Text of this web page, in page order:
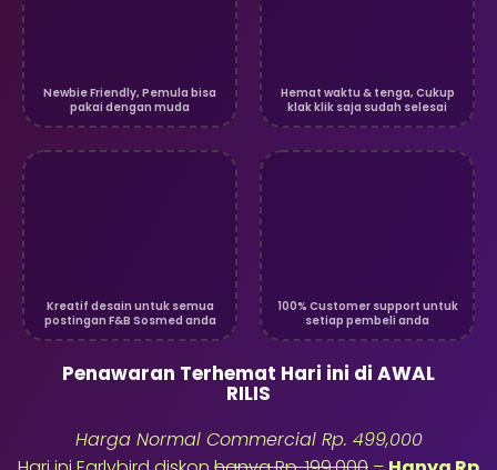
Newbie Friendly, Pemula bisa
pakai dengan muda
Hemat waktu & tenga, Cukup
klak klik saja sudah selesai
Kreatif desain untuk semua
postingan F&B Sosmed anda
100% Customer support untuk
setiap pembeli anda
Penawaran Terhemat Hari ini di AWAL
RILIS
Harga Normal Commercial Rp. 499,000